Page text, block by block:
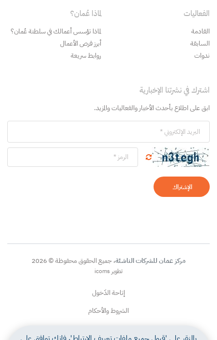
الفعاليات
القادمة
السابقة
ندوات
لماذا عُمان؟
لماذا تؤسس أعمالك في سلطنة عُمان؟
أبرز فرص الأعمال
روابط سريعة
اشترك في نشرتنا الإخبارية
ابق على اطلاع بأحدث الأخبار والفعاليات والمزيد.
الإشتراك
مركز عمان للشركات الناشئة، جميع الحقوق محفوظة © 2026
تطوير icoms
إتاحة الدّخول
الشروط والأحكام